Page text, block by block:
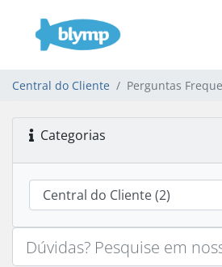
Central do Cliente Perguntas
Categorias